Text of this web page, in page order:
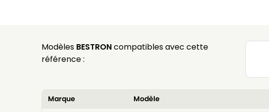
Modèles BESTRONcompatibles avec cette
référence :
Marque
Modèle